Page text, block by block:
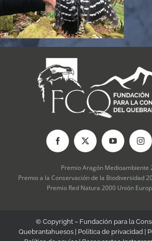
Premio Aragón Medioambiente
Premio a la Conservación de la Biodiversidad
Premio Red Natura 2000 Unión
© Copyright – Fundación para la
Quebrantahuesos | Política de privacidad|